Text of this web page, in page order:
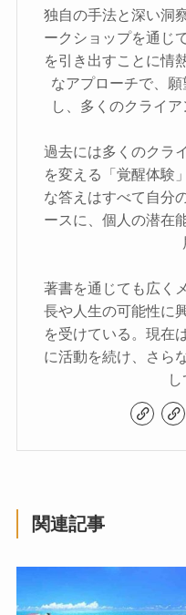
独自の手法と深い洞
ークショップを通じ
を引き出すことに情
なアプローチで、
し、多くのクライア
過去には多くのクラ
を変える「覚醒体験
な答えはすべて自分
ースに、個人の潜在
著書を通じても広く
長や人生の可能性に
を受けている。現在
に活動を続け、さら
し
関連記事